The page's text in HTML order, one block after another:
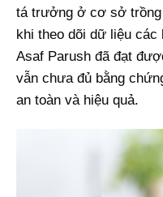
tá trưởng ở cơ sở trồng
khi theo dõi dữ liệu các
Asaf Parush đã đạt
vẫn chưa đủ bằng
an toàn và hiệu quả.